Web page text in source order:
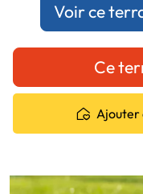
Voir ce
Ce
Ajouter